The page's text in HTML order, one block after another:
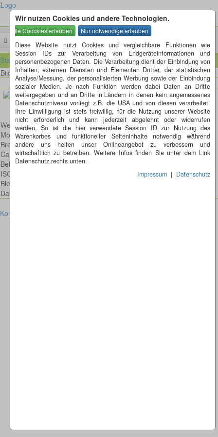
Wir nutzen Cookies und andere Technologien.
Diese Website nutzt Cookies und vergleichbare Funktionen wie
Session IDs zur Verarbeitung von Endgeräteinformationen und
personenbezogenen Daten. Die Verarbeitung dient der Einbindung von
Inhalten, externen Diensten und Elementen Dritter, der statistischen
Analyse/Messung, der personalisierten Werbung sowie der Einbindung
sozialer Medien. Je nach Funktion werden dabei Daten an Dritte
weitergegeben und an Dritte in Ländern in denen kein angemessenes
Datenschutzniveau vorliegt z.B. die USA und von diesen verarbeitet.
Ihre Einwilligung ist stets freiwillig, für die Nutzung unserer Website
nicht erforderlich und kann jederzeit abgelehnt oder widerrufen
werden. So ist die hier verwendete Session ID zur Nutzung des
Warenkorbes und funktioneller Seiteninhalte notwendig während
andere uns helfen unser Onlineangebot zu verbessern und
wirtschaftlich zu betreiben. Weitere Infos finden Sie unter dem Link
Datenschutz rechts unten.
Impressum | Datenschutz
Startseite
Bild 61 von 105Bilder
Weissstorch bei Schwabsberg
Model: Canon EOS 6D
Brennweite: 300mm
Canon EF 300mm 1:4,0 L IS USM
Belichtungsdauer : 1/400
ISO: 100
Blende: f/4.0
Datum: 2017:05:05 12:51:35
Kontakt